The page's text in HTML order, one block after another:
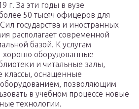
г. За эти годы в вузе
50 тысяч офицеров для
государства и иностранных
располагает современной
базой. К услугам
хорошо оборудованные
и читальные залы,
классы, оснащенные
позволяющим
в учебном процессе новые
технологии.